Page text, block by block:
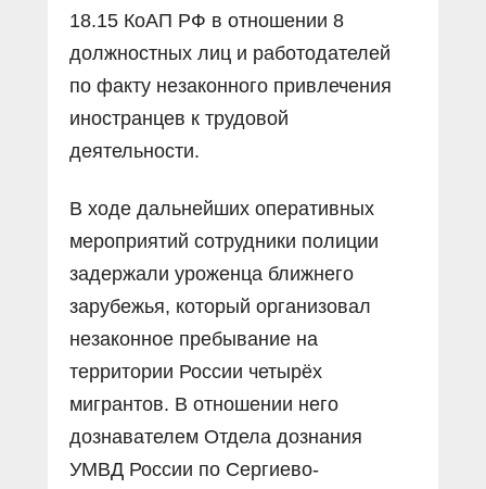
18.15 КоАП РФ в отношении 8
должностных лиц и работодателей
по факту незаконного привлечения
иностранцев к трудовой
деятельности.
В ходе дальнейших оперативных
мероприятий сотрудники полиции
задержали уроженца ближнего
зарубежья, который организовал
незаконное пребывание на
территории России четырёх
мигрантов. В отношении него
дознавателем Отдела дознания
УМВД России по Сергиево-